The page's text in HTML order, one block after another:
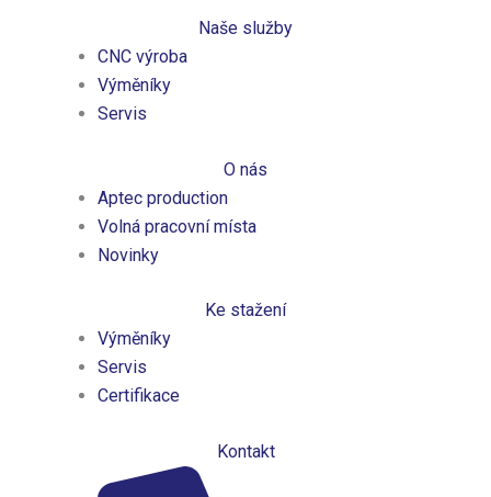
Naše služby
CNC výroba
Výměníky
Servis
O nás
Aptec production
Volná pracovní místa
Novinky
Ke stažení
Výměníky
Servis
Certifikace
Kontakt